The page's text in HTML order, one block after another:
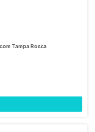
Tampa Rosca